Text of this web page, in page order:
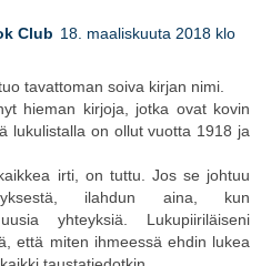
Club 18. maaliskuuta 2018 klo
tavattoman soiva kirjan nimi.
hieman kirjoja, jotka ovat kovin
lukulistalla on ollut vuotta 1918 ja
irti, on tuttu. Jos se johtuu
ilahdun aina, kun
yhteyksiä. Lukupiiriläiseni
että miten ihmeessä ehdin lukea